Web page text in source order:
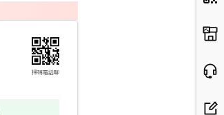
掃碼電話聊